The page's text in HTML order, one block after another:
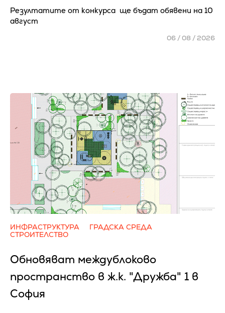
Резултатите от конкурса ще бъдат обявени на 10
август
06 / 08 / 2026
ИНФРАСТРУКТУРА
ГРАДСКА СРЕДА
СТРОИТЕЛСТВО
Обновяват междублоково
пространство в ж.к. "Дружба" 1 в
София